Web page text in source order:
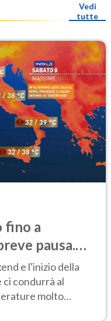
Vedi
tutte
fino a
pausa.
e l'inizio della
ci condurrà al
molto